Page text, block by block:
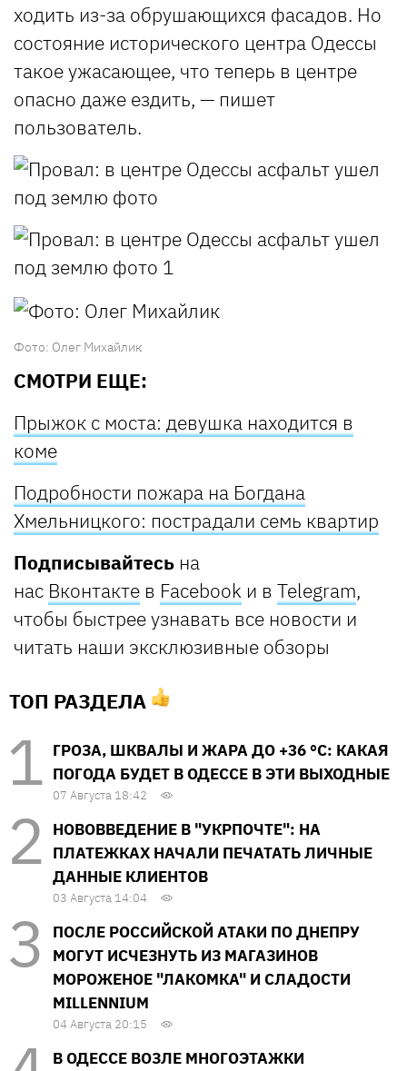
ходить из-за обрушающихся фасадов. Но
состояние исторического центра Одессы
такое ужасающее, что теперь в центре
опасно даже ездить, — пишет
пользователь.
Фото: Олег Михайлик
СМОТРИ ЕЩЕ:
Прыжок с моста: девушка находится в
коме
Подробности пожара на Богдана
Хмельницкого: пострадали семь квартир
Подписывайтесь на
нас Вконтакте в Facebook и в Telegram,
чтобы быстрее узнавать все новости и
читать наши эксклюзивные обзоры
ТОП РАЗДЕЛА
ГРОЗА, ШКВАЛЫ И ЖАРА ДО +36 °С: КАКАЯ
ПОГОДА БУДЕТ В ОДЕССЕ В ЭТИ ВЫХОДНЫЕ
07 Августа 18:42
НОВОВВЕДЕНИЕ В "УКРПОЧТЕ": НА
ПЛАТЕЖКАХ НАЧАЛИ ПЕЧАТАТЬ ЛИЧНЫЕ
ДАННЫЕ КЛИЕНТОВ
03 Августа 14:04
ПОСЛЕ РОССИЙСКОЙ АТАКИ ПО ДНЕПРУ
МОГУТ ИСЧЕЗНУТЬ ИЗ МАГАЗИНОВ
МОРОЖЕНОЕ "ЛАКОМКА" И СЛАДОСТИ
MILLENNIUM
04 Августа 20:15
В ОДЕССЕ ВОЗЛЕ МНОГОЭТАЖКИ